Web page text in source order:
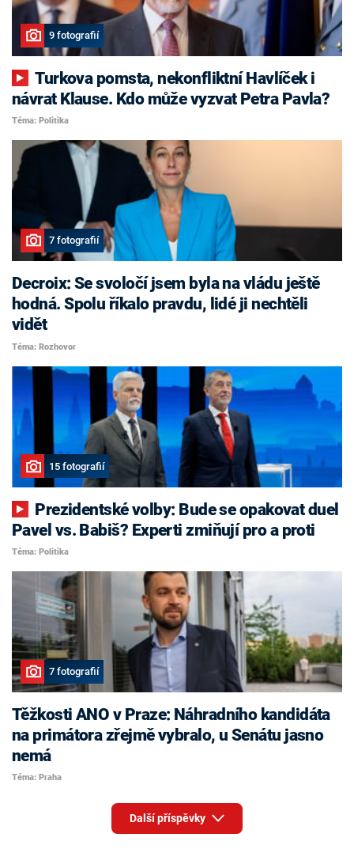
9 fotografií
Turkova pomsta, nekonfliktní Havlíček i
návrat Klause. Kdo může vyzvat Petra Pavla?
Téma: Politika
7 fotografií
Decroix: Se svoločí jsem byla na vládu ještě
hodná. Spolu říkalo pravdu, lidé ji nechtěli
vidět
Téma: Rozhovor
15 fotografií
Pavel vs. Babiš? Experti zmiňují pro a proti
Téma: Politika
7 fotografií
Těžkosti ANO v Praze: Náhradního kandidáta
na primátora zřejmě vybralo, u Senátu jasno
nemá
Téma: Praha
Další příspěvky